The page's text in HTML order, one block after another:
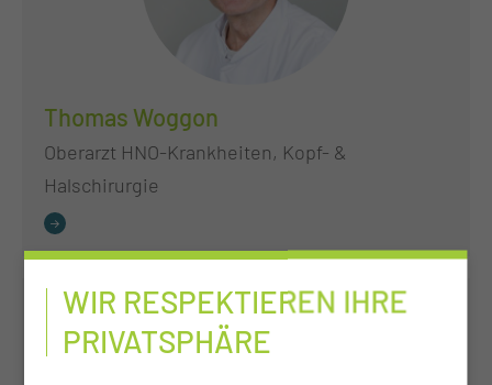
Thomas Woggon
Oberarzt HNO-Krankheiten, Kopf- &
Halschirurgie
WIR RESPEKTIEREN IHRE
PRIVATSPHÄRE